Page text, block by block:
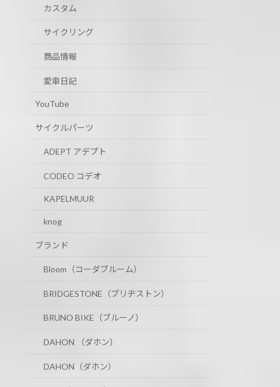
カスタム
サイクリング
商品情報
愛車日記
YouTube
サイクルパーツ
ADEPT アデプト
CODEO コデオ
KAPELMUUR
knog
ブランド
Bloom（コーダブルーム）
BRIDGESTONE（ブリヂストン）
BRUNO BIKE（ブルーノ）
DAHON （ダホン）
DAHON（ダホン）